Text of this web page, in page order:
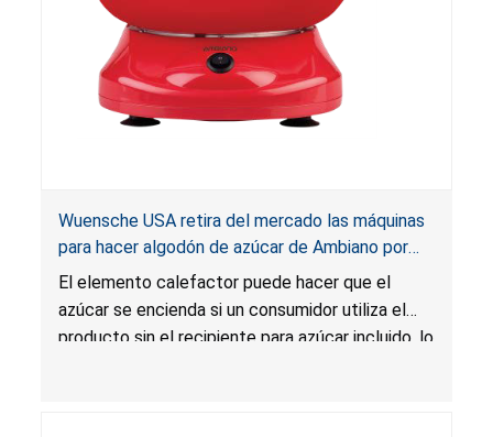
Wuensche USA retira del mercado las máquinas
para hacer algodón de azúcar de Ambiano por
riesgo de incendio; vendidas en ALDI
El elemento calefactor puede hacer que el
azúcar se encienda si un consumidor utiliza el
producto sin el recipiente para azúcar incluido, lo